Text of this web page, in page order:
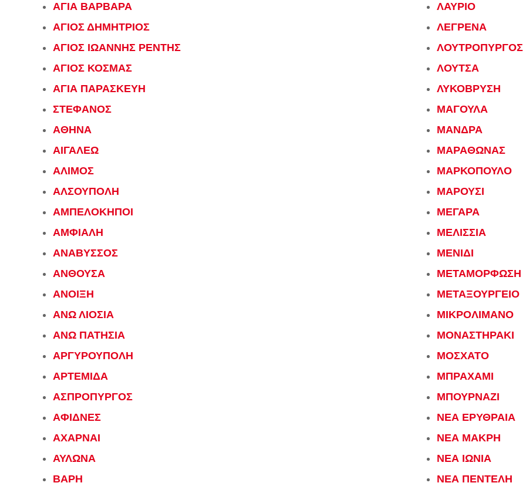
ΑΓΙΑ ΒΑΡΒΑΡΑ
ΑΓΙΟΣ ΔΗΜΗΤΡΙΟΣ
ΑΓΙΟΣ ΙΩΑΝΝΗΣ ΡΕΝΤΗΣ
ΑΓΙΟΣ ΚΟΣΜΑΣ
ΑΓΙΑ ΠΑΡΑΣΚΕΥΗ
ΣΤΕΦΑΝΟΣ
ΑΘΗΝΑ
ΑΙΓΑΛΕΩ
ΑΛΙΜΟΣ
ΑΛΣΟΥΠΟΛΗ
ΑΜΠΕΛΟΚΗΠΟΙ
ΑΜΦΙΑΛΗ
ΑΝΑΒΥΣΣΟΣ
ΑΝΘΟΥΣΑ
ΑΝΟΙΞΗ
ΑΝΩ ΛΙΟΣΙΑ
ΑΝΩ ΠΑΤΗΣΙΑ
ΑΡΓΥΡΟΥΠΟΛΗ
ΑΡΤΕΜΙΔΑ
ΑΣΠΡΟΠΥΡΓΟΣ
ΑΦΙΔΝΕΣ
ΑΧΑΡΝΑΙ
ΑΥΛΩΝΑ
ΒΑΡΗ
ΛΑΥΡΙΟ
ΛΕΓΡΕΝΑ
ΛΟΥΤΡΟΠΥΡΓΟΣ
ΛΟΥΤΣΑ
ΛΥΚΟΒΡΥΣΗ
ΜΑΓΟΥΛΑ
ΜΑΝΔΡΑ
ΜΑΡΑΘΩΝΑΣ
ΜΑΡΚΟΠΟΥΛΟ
ΜΑΡΟΥΣΙ
ΜΕΓΑΡΑ
ΜΕΛΙΣΣΙΑ
ΜΕΝΙΔΙ
ΜΕΤΑΜΟΡΦΩΣΗ
ΜΕΤΑΞΟΥΡΓΕΙΟ
ΜΙΚΡΟΛΙΜΑΝΟ
ΜΟΝΑΣΤΗΡΑΚΙ
ΜΟΣΧΑΤΟ
ΜΠΡΑΧΑΜΙ
ΜΠΟΥΡΝΑΖΙ
ΝΕΑ ΕΡΥΘΡΑΙΑ
ΝΕΑ ΜΑΚΡΗ
ΝΕΑ ΙΩΝΙΑ
ΝΕΑ ΠΕΝΤΕΛΗ